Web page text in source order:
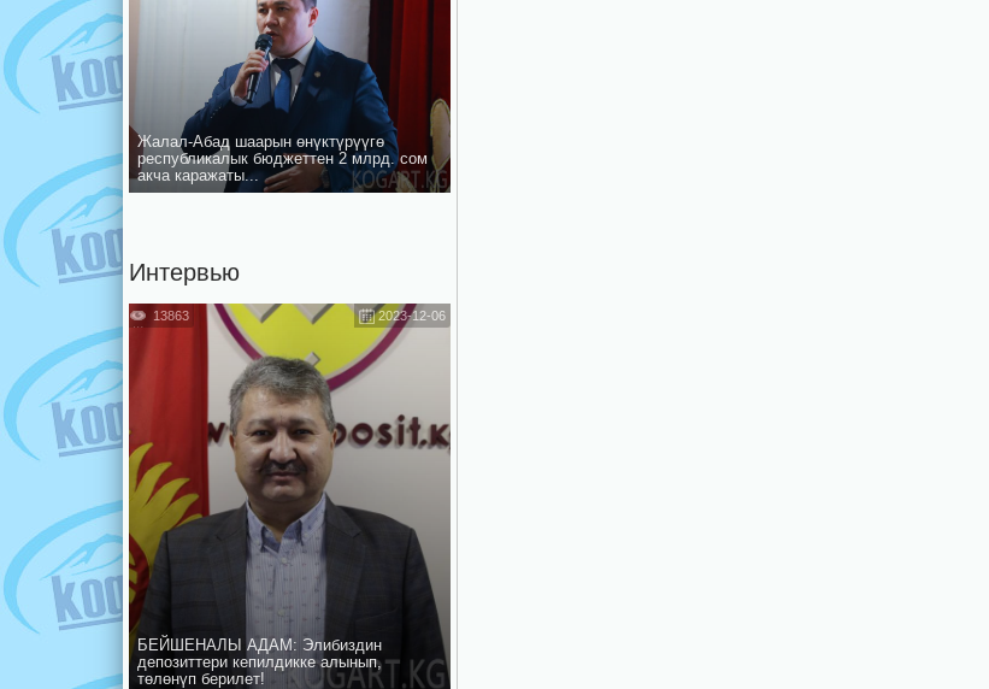
Жалал-Абад шаарын ѳнүктүрүүгѳ
республикалык бюджеттен 2 млрд. сом
акча каражаты...
Интервью
2023-12-06
13863
БЕЙШЕНАЛЫ АДАМ: Элибиздин
депозиттери кепилдикке алынып,
төлөнүп берилет!